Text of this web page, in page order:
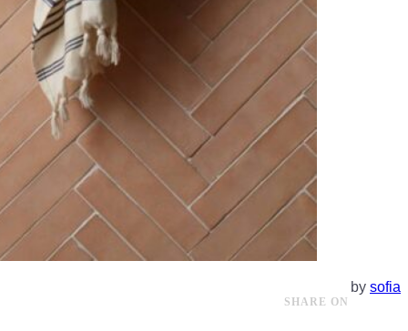
by sofia
SHARE ON